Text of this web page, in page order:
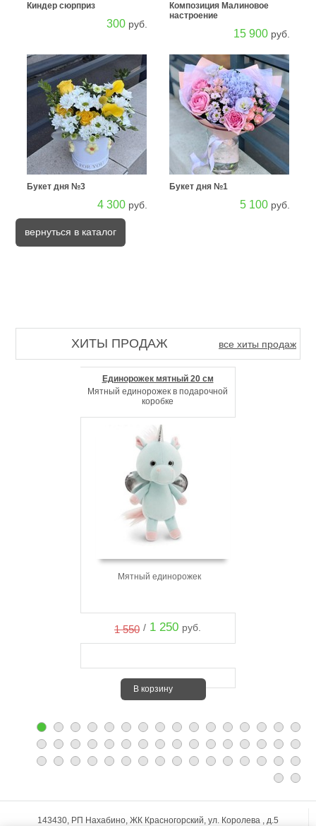
Киндер сюрприз
300руб.
Композиция Малиновое
настроение
15 900руб.
Букет дня №3
4 300руб.
Букет дня №1
5 100руб.
вернуться в каталог
все хиты продаж
ХИТЫ ПРОДАЖ
Единорожек мятный 20 см
Мятный единорожек в подарочной
коробке
Мятный единорожек
1 550 / 1 250 руб.
В корзину
143430, РП Нахабино, ЖК Красногорский, ул. Королева , д.5